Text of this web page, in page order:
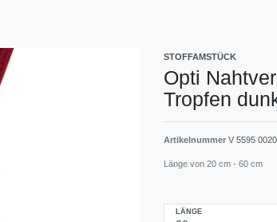
STOFFAMSTÜCK
Opti
Tropfen
Artikelnummer V 5595
Länge von 20 cm - 60 cm
LÄNGE